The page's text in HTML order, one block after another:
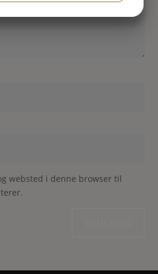
websted i denne browser til